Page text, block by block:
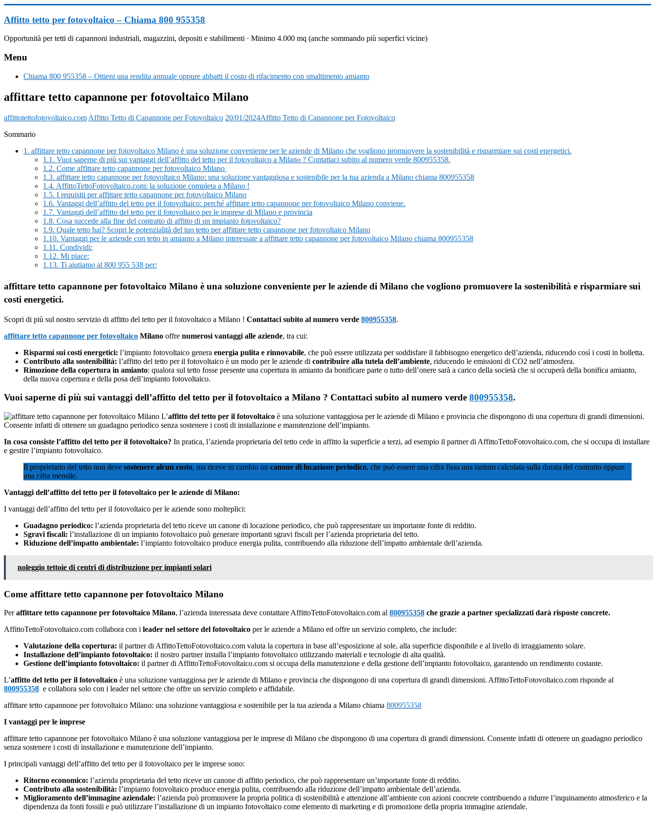
al
contenuto
Affitto tetto per fotovoltaico – Chiama 800 955358
Opportunità per tetti di capannoni industriali, magazzini, depositi e stabilimenti · Minimo 4.000 mq (anche sommando più superfici vicine)
Menu
Chiama 800 955358 – Ottieni una rendita annuale oppure abbatti il costo di rifacimento con smaltimento amianto
affittare tetto capannone per fotovoltaico Milano
affittotettofotovoltaico.com Affitto Tetto di Capannone per Fotovoltaico 20/01/2024Affitto Tetto di Capannone per Fotovoltaico
Sommario
1. affittare tetto capannone per fotovoltaico Milano è una soluzione conveniente per le aziende di Milano che vogliono promuovere la sostenibilità e risparmiare sui costi energetici.
1.1. Vuoi saperne di più sui vantaggi dell’affitto del tetto per il fotovoltaico a Milano ? Contattaci subito al numero verde 800955358.
1.2. Come affittare tetto capannone per fotovoltaico Milano
1.3. affittare tetto capannone per fotovoltaico Milano: una soluzione vantaggiosa e sostenibile per la tua azienda a Milano chiama 800955358
1.4. AffittoTettoFotovoltaico.com: la soluzione completa a Milano !
1.5. I requisiti per affittare tetto capannone per fotovoltaico Milano
1.6. Vantaggi dell’affitto del tetto per il fotovoltaico: perché affittare tetto capannone per fotovoltaico Milano conviene.
1.7. Vantaggi dell’affitto del tetto per il fotovoltaico per le imprese di Milano e provincia
1.8. Cosa succede alla fine del contratto di affitto di un impianto fotovoltaico?
1.9. Quale tetto hai? Scopri le potenzialità del tuo tetto per affittare tetto capannone per fotovoltaico Milano
1.10. Vantaggi per le aziende con tetto in amianto a Milano interessate a affittare tetto capannone per fotovoltaico Milano chiama 800955358
1.11. Condividi:
1.12. Mi piace:
1.13. Ti aiutiamo al 800 955 538 per:
affittare tetto capannone per fotovoltaico Milano è una soluzione conveniente per le aziende di Milano che vogliono promuovere la sostenibilità e risparmiare sui
costi energetici.
Scopri di più sul nostro servizio di affitto del tetto per il fotovoltaico a Milano ! Contattaci subito al numero verde 800955358.
affittare tetto capannone per fotovoltaico Milano offre numerosi vantaggi alle aziende, tra cui:
Risparmi sui costi energetici: l’impianto fotovoltaico genera energia pulita e rinnovabile, che può essere utilizzata per soddisfare il fabbisogno energetico dell’azienda, riducendo così i costi in bolletta.
Contributo alla sostenibilità: l’affitto del tetto per il fotovoltaico è un modo per le aziende di contribuire alla tutela dell’ambiente, riducendo le emissioni di CO2 nell’atmosfera.
Rimozione della copertura in amianto: qualora sul tetto fosse presente una copertura in amianto da bonificare parte o tutto dell’onere sarà a carico della società che si occuperà della bonifica amianto,
della nuova copertura e della posa dell’impianto fotovoltaico.
Vuoi saperne di più sui vantaggi dell’affitto del tetto per il fotovoltaico a Milano ? Contattaci subito al numero verde 800955358.
L’affitto del tetto per il fotovoltaico è una soluzione vantaggiosa per le aziende di Milano e provincia che dispongono di una copertura di grandi dimensioni.
Consente infatti di ottenere un guadagno periodico senza sostenere i costi di installazione e manutenzione dell’impianto.
In cosa consiste l’affitto del tetto per il fotovoltaico? In pratica, l’azienda proprietaria del tetto cede in affitto la superficie a terzi, ad esempio il partner di AffittoTettoFotovoltaico.com, che si occupa di installare
e gestire l’impianto fotovoltaico.
Il proprietario del tetto non deve sostenere alcun costo, ma riceve in cambio un canone di locazione periodico, che può essere una cifra fissa una tantum calcolata sulla durata del contratto oppure
una cifra mensile.
Vantaggi dell’affitto del tetto per il fotovoltaico per le aziende di Milano:
I vantaggi dell’affitto del tetto per il fotovoltaico per le aziende sono molteplici:
Guadagno periodico: l’azienda proprietaria del tetto riceve un canone di locazione periodico, che può rappresentare un importante fonte di reddito.
Sgravi fiscali: l’installazione di un impianto fotovoltaico può generare importanti sgravi fiscali per l’azienda proprietaria del tetto.
Riduzione dell’impatto ambientale: l’impianto fotovoltaico produce energia pulita, contribuendo alla riduzione dell’impatto ambientale dell’azienda.
noleggio tettoie di centri di distribuzione per impianti solari
Come affittare tetto capannone per fotovoltaico Milano
Peraffittare tetto capannone per fotovoltaico Milano, l’azienda interessata deve contattare AffittoTettoFotovoltaico.com al 800955358 che grazie a partner specializzati darà risposte concrete.
AffittoTettoFotovoltaico.com collabora con i leader nel settore del fotovoltaico per le aziende a Milano ed offre un servizio completo, che include:
Valutazione della copertura: il partner di AffittoTettoFotovoltaico.com valuta la copertura in base all’esposizione al sole, alla superficie disponibile e al livello di irraggiamento solare.
Installazione dell’impianto fotovoltaico: il nostro partner installa l’impianto fotovoltaico utilizzando materiali e tecnologie di alta qualità.
Gestione dell’impianto fotovoltaico: il partner di AffittoTettoFotovoltaico.com si occupa della manutenzione e della gestione dell’impianto fotovoltaico, garantendo un rendimento costante.
L’affitto del tetto per il fotovoltaico è una soluzione vantaggiosa per le aziende di Milano e provincia che dispongono di una copertura di grandi dimensioni. AffittoTettoFotovoltaico.com risponde al
800955358 e collabora solo con i leader nel settore che offre un servizio completo e affidabile.
affittare tetto capannone per fotovoltaico Milano: una soluzione vantaggiosa e sostenibile per la tua azienda a Milano chiama 800955358
I vantaggi per le imprese
affittare tetto capannone per fotovoltaico Milano è una soluzione vantaggiosa per le imprese di Milano che dispongono di una copertura di grandi dimensioni. Consente infatti di ottenere un guadagno periodico
senza sostenere i costi di installazione e manutenzione dell’impianto.
I principali vantaggi dell’affitto del tetto per il fotovoltaico per le imprese sono:
Ritorno economico: l’azienda proprietaria del tetto riceve un canone di affitto periodico, che può rappresentare un’importante fonte di reddito.
Contributo alla sostenibilità: l’impianto fotovoltaico produce energia pulita, contribuendo alla riduzione dell’impatto ambientale dell’azienda.
Miglioramento dell’immagine aziendale: l’azienda può promuovere la propria politica di sostenibilità e attenzione all’ambiente con azioni concrete contribuendo a ridurre l’inquinamento atmosferico e la
dipendenza da fonti fossili e può utilizzare l’installazione di un impianto fotovoltaico come elemento di marketing e di promozione della propria immagine aziendale.